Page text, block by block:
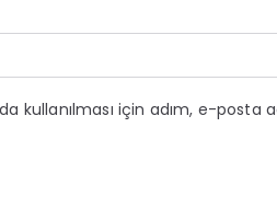
kullanılması için adım, e-posta